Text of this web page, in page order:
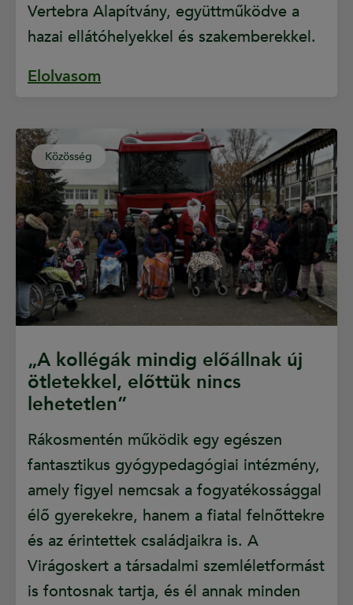
Vertebra Alapítvány, együttműködve a
hazai ellátóhelyekkel és szakemberekkel.
Elolvasom
Közösség
„A kollégák mindig előállnak új
ötletekkel, előttük nincs
lehetetlen”
Rákosmentén működik egy egészen
fantasztikus gyógypedagógiai intézmény,
amely figyel nemcsak a fogyatékossággal
élő gyerekekre, hanem a fiatal felnőttekre
és az érintettek családjaikra is. A
Virágoskert a társadalmi szemléletformást
is fontosnak tartja, és él annak minden